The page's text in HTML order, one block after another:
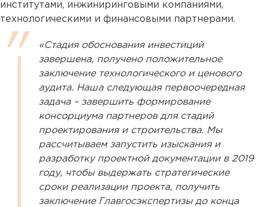
институтами, инжиниринговыми компаниями,
технологическими и финансовыми партнерами.
«Стадия обоснования инвестиций
завершена, получено положительное
заключение технологического и ценового
аудита. Наша следующая первоочередная
задача – завершить формирование
консорциума партнеров для стадий
проектирования и строительства. Мы
рассчитываем запустить изыскания и
разработку проектной документации в 2019
году, чтобы выдержать стратегические
сроки реализации проекта, получить
заключение Главгосэкспертизы до конца